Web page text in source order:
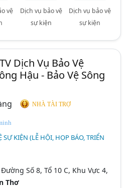
vệ
Dịch vụ bảo vệ
sự kiện
Dịch vụ bảo vệ
sự kiện
Dịch Vụ Bảo Vệ
Hậu - Bảo Vệ Sông
NHÀ TÀI TRỢ
SỰ KIỆN (LỄ HỘI, HỌP BÁO, TRIỂN
Số 8, Tổ 10 C, Khu Vực 4,
Thơ